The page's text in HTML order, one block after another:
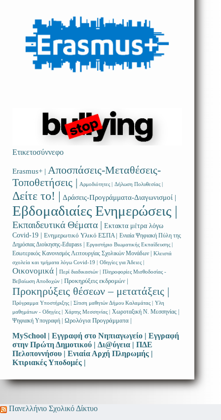
Ετικετοσύννεφο
Erasmus+ | Αποσπάσεις-Μεταθέσεις-
Τοποθετήσεις | Αρμοδιότητες | Δήλωση Πολυθεσίας |
Δείτε το! | Δράσεις-Προγράμματα-Διαγωνισμοί |
Εβδομαδιαίες Ενημερώσεις |
Εκπαιδευτικά Θέματα | Εκτακτα μέτρα λόγω
Covid-19 | Ενημερωτικό Υλικό ΕΣΠΑ | Ενιαία Ψηφιακή Πύλη της
Δημόσιας Διοίκησης-Edupass |
Εργαστήριο Βιωματικής Εκπαίδευσης |
Εσωτερικός Κανονισμός Λειτουργίας Σχολικών Μονάδων |
Κλειστά
σχολεία και τμήματα λόγω Covid-19 |
Οδηγίες για Άδειες |
Οικονομικά | Περί διαδικασιών |
Πληροφορίες Μισθοδοσίας -
Βεβαίωση Αποδοχών |
Προκηρύξεις εκδρομών |
Προκηρύξεις θέσεων – μετατάξεις |
Πρόγραμμα Υποστήριξης | Σίτιση μαθητών Δήμου Καλαμάτας |
Υλη
μαθημάτων - Οδηγίες |
Χάρτης Μεσσηνίας |
Χωροταξική Ν. Μεσσηνίας |
Ψηφιακή Υπογραφή |
Ωρολόγια Προγράμματα |
MySchool | Εγγραφή στο Νηπιαγωγείο | Εγγραφή
στην Πρώτη Δημοτικού | Δι@ύγεια | ΠΔΕ
Πελοποννήσου | Ενιαία Αρχή Πληρωμής |
Κτιριακές Υποδομές |
Πανελλήνιο Σχολικό Δίκτυο